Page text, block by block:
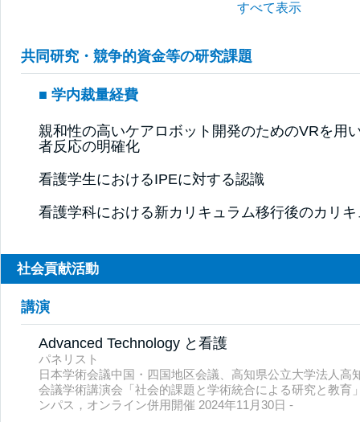
すべて表示
共同研究・競争的資金等の研究課題
学内裁量経費
親和性の高いケアロボット開発のためのVRを用
者反応の明確化
看護学生におけるIPEに対する認識
看護学科における新カリキュラム移行後のカリ
社会貢献活動
講演
Advanced Technology と看護
パネリスト
日本学術会議中国・四国地区会議、高知県公立大学法人高
会議学術講演会「社会的課題と学術統合による研究と教育
ンパス，オンライン併用開催 2024年11月30日 -